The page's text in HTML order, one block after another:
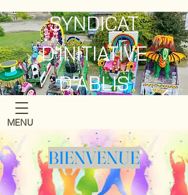
SYNDICAT
D'INITIATIVE
D'ABLIS
MENU
BIENVENUE